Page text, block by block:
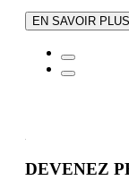
EN SAVOIR PLUS
DEVENEZ